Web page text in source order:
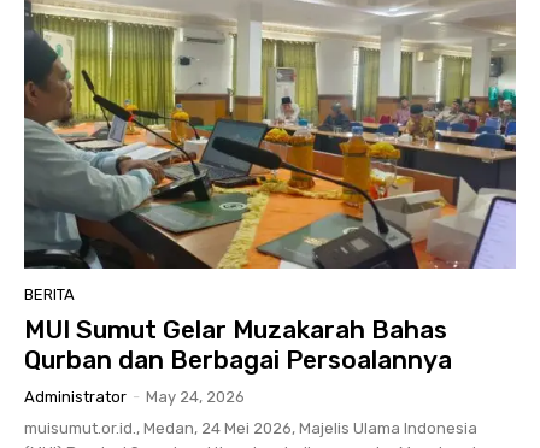
BERITA
MUI Sumut Gelar Muzakarah Bahas
Qurban dan Berbagai Persoalannya
Administrator - May 24, 2026
muisumut.or.id., Medan, 24 Mei 2026, Majelis Ulama Indonesia